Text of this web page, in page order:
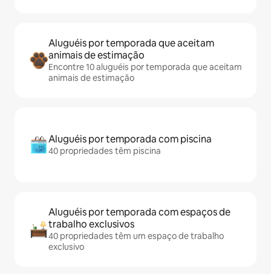
Aluguéis por temporada que aceitam
animais de estimação
Encontre 10 aluguéis por temporada que aceitam
animais de estimação
Aluguéis por temporada com piscina
40 propriedades têm piscina
Aluguéis por temporada com espaços de
trabalho exclusivos
40 propriedades têm um espaço de trabalho
exclusivo